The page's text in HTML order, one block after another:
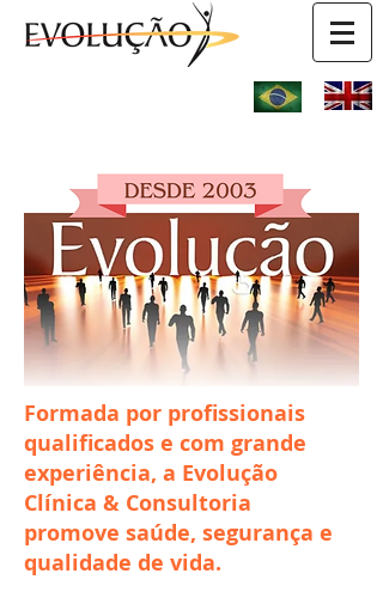
Formada por profissionais
qualificados e com grande
experiência, a Evolução
Clínica & Consultoria
promove saúde, segurança e
qualidade de vida.